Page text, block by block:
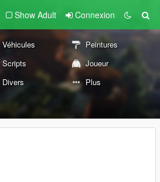
Show Adult Connexion
Véhicules
Peintures
Scripts
Joueur
Divers Plus